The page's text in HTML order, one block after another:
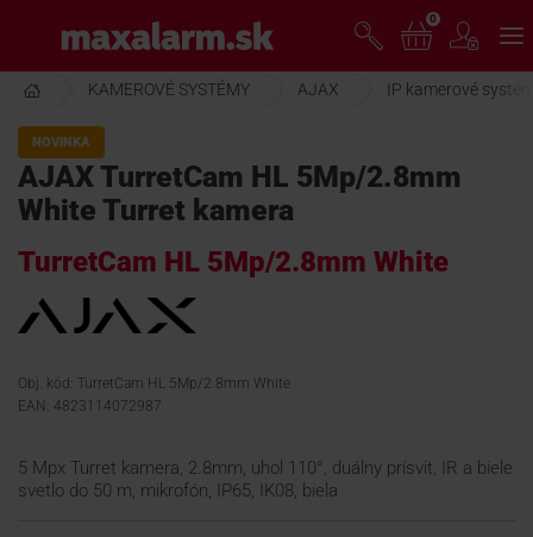
hlavnému
obsahu
www.maxalarm.sk
AKCIA MESIACA
PRODUKTY
PODPORA
0
KAMEROVÉ SYSTÉMY AJAX IP kamerové
NOVINKA
AJAX TurretCam HL 5Mp/2.8mm
White Turret kamera
TurretCam HL 5Mp/2.8mm White
Obj. kód: TurretCam HL 5Mp/2.8mm White
EAN: 4823114072987
5 Mpx Turret kamera, 2.8mm, uhol 110°, duálny prísvit, IR a biele
svetlo do 50 m, mikrofón, IP65, IK08, biela